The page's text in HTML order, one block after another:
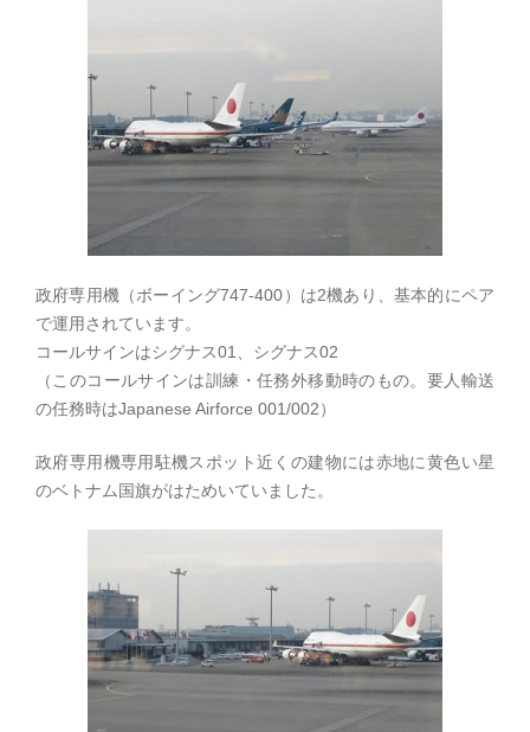
政府専用機（ボーイング747-400）は2機あり、基本的にペア
で運用されています。
コールサインはシグナス01、シグナス02
（このコールサインは訓練・任務外移動時のもの。要人輸送
の任務時はJapanese Airforce 001/002）
政府専用機専用駐機スポット近くの建物には赤地に黄色い星
のベトナム国旗がはためいていました。